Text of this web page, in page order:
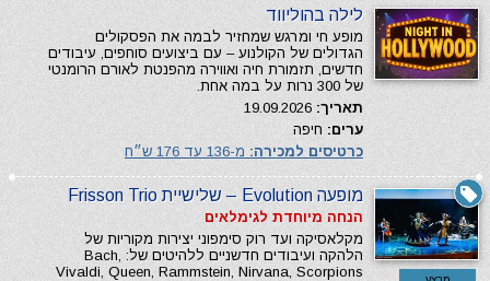
לילה בהוליווד
מופע חי ומרגש שמחזיר לבמה את הפסקולים
הגדולים של הקולנוע – עם ביצועים סוחפים, עיבודים
חדשים, תזמורת חיה ואווירה מהפנטת לאורם הרומנטי
של 300 נרות על במה אחת.
תאריך:
ערים: חיפה
כרטיסים למכירה: מ-136 עד 176 ש״ח
מופעה Evolution – שלישיית Frisson Trio
הנחה מיוחדת לגימלאים
מקלאסיקה ועד רוק סימפוני יצירות מקוריות של
הלהקה ועיבודים חדשניים ללהיטים של: Bach,
Vivaldi, Queen, Rammstein, Nirvana, Scorpions